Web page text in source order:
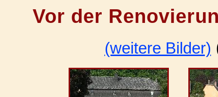
Vor der
(weitere Bilder)